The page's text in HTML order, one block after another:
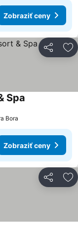
Zobraziť ceny
Zdieľať
Spa
Bora
Zobraziť ceny
Zdieľať